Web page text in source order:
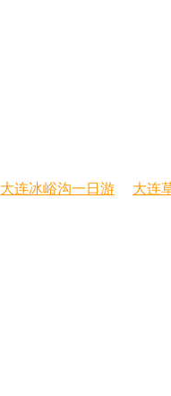
大连冰峪沟一日游
大连